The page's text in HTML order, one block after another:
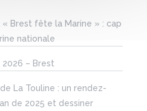
« Brest fête la Marine » : cap
nationale
– Brest
La Touline : un rendez-
de 2025 et dessiner